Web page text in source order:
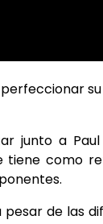
junto a
tiene como
pesar de las